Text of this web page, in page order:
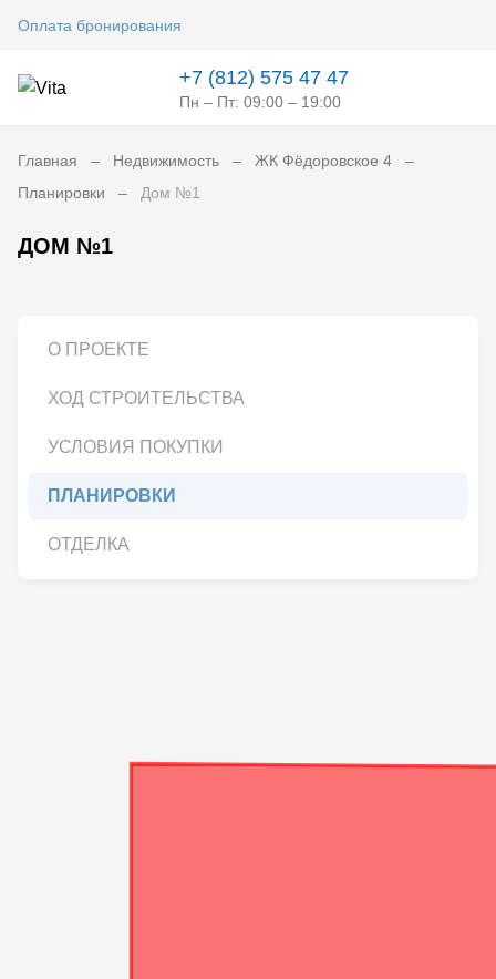
Оплата бронирования
+7 (812) 575 47 47
Пн – Пт: 09:00 – 19:00
Главная Недвижимость
ЖК Фёдоровское 4
Планировки
Дом №1
ДОМ №1
О ПРОЕКТЕ
ХОД СТРОИТЕЛЬСТВА
УСЛОВИЯ ПОКУПКИ
ПЛАНИРОВКИ
ОТДЕЛКА